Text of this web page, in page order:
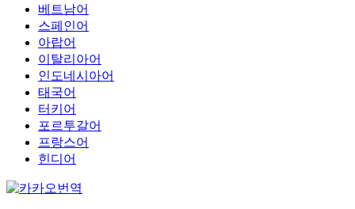
베트남어
스페인어
아랍어
이탈리아어
인도네시아어
태국어
터키어
포르투갈어
프랑스어
힌디어